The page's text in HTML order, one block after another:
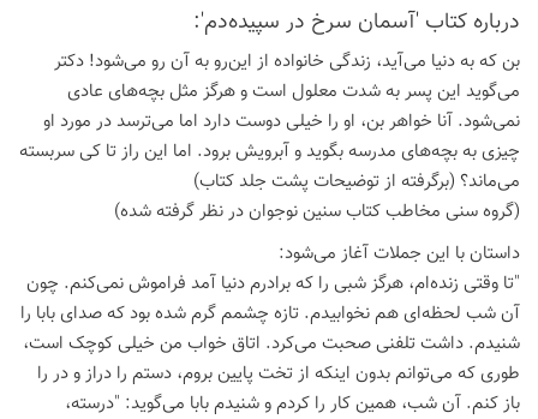
درباره كتاب 'آسمان سرخ در سپیده‌دم':
بن که به دنیا می‌آید، زندگی خانواده از این‌رو به آن رو می‌شود! دکتر
می‌گوید این پسر به شدت معلول است و هرگز مثل بچه‌های عادی
نمی‌شود. آنا خواهر بن، او را خیلی دوست دارد اما می‌ترسد در مورد او
چیزی به بچه‌های مدرسه بگوید و آبرویش برود. اما این راز تا کی سربسته
می‌ماند؟ (برگرفته از توضیحات پشت جلد کتاب)
(گروه سنی مخاطب کتاب سنین نوجوان در نظر گرفته شده)
داستان با این جملات آغاز می‌شود:
"تا وقتی زنده‌ام، هرگز شبی را که برادرم دنیا آمد فراموش نمی‌کنم. چون
آن شب لحظه‌ای هم نخوابیدم. تازه چشمم گرم شده بود که صدای بابا را
شنیدم. داشت تلفنی صحبت می‌کرد. اتاق خواب من خیلی کوچک است،
طوری که می‌توانم بدون اینکه از تخت پایین بروم، دستم را دراز و در را
باز کنم. آن شب، همین کار را کردم و شنیدم بابا می‌گوید: "درسته،